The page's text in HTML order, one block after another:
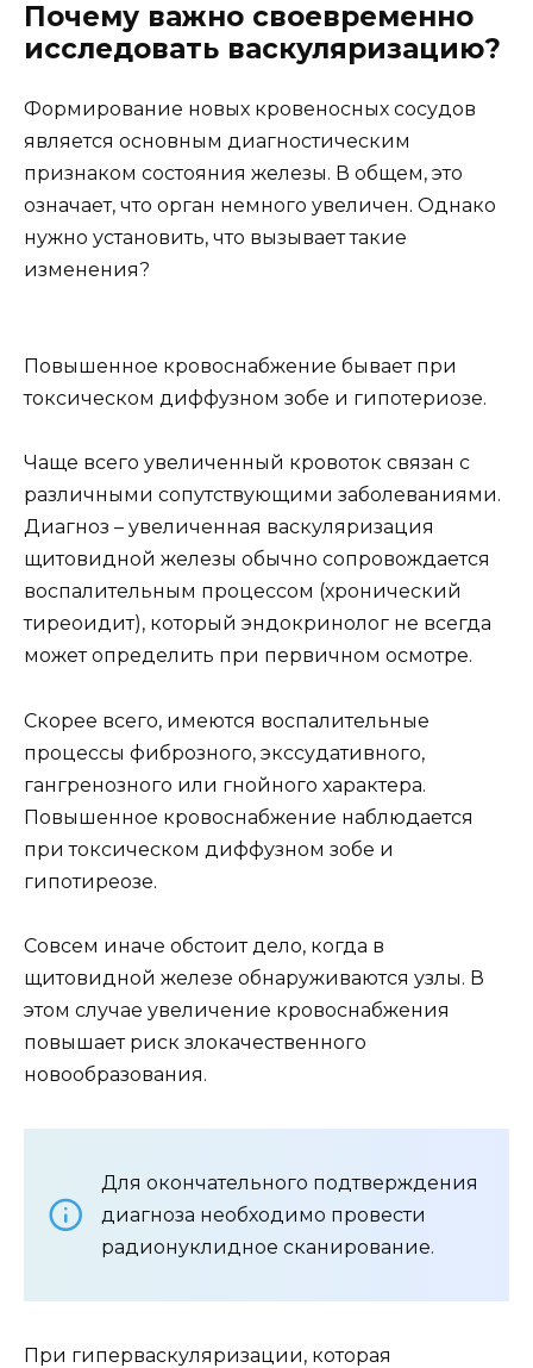
Почему важно своевременно
исследовать васкуляризацию?
Формирование новых кровеносных сосудов
является основным диагностическим
признаком состояния железы. В общем, это
означает, что орган немного увеличен. Однако
нужно установить, что вызывает такие
изменения?
Повышенное кровоснабжение бывает при
токсическом диффузном зобе и гипотериозе.
Чаще всего увеличенный кровоток связан с
различными сопутствующими заболеваниями.
Диагноз – увеличенная васкуляризация
щитовидной железы обычно сопровождается
воспалительным процессом (хронический
тиреоидит), который эндокринолог не всегда
может определить при первичном осмотре.
Скорее всего, имеются воспалительные
процессы фиброзного, экссудативного,
гангренозного или гнойного характера.
Повышенное кровоснабжение наблюдается
при токсическом диффузном зобе и
гипотиреозе.
Совсем иначе обстоит дело, когда в
щитовидной железе обнаруживаются узлы. В
этом случае увеличение кровоснабжения
повышает риск злокачественного
новообразования.
Для окончательного подтверждения
диагноза необходимо провести
радионуклидное сканирование.
При гиперваскуляризации, которая